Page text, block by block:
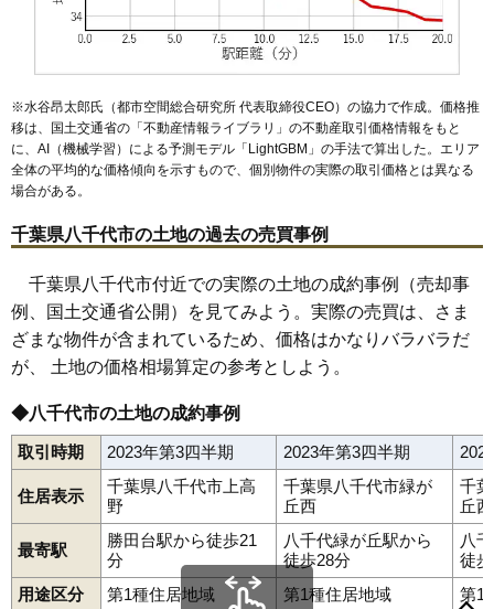
※水谷昂太郎氏（都市空間総合研究所 代表取締役CEO）の協力で作成。価格推
移は、国土交通省の「不動産情報ライブラリ 」の不動産取引価格情報をもと
に、AI（機械学習）による予測モデル「LightGBM」の手法で算出した。エリア
全体の平均的な価格傾向を示すもので、個別物件の実際の取引価格とは異なる
場合がある。
千葉県八千代市の土地の過去の売買事例
千葉県八千代市付近での実際の土地の成約事例（売却事
例、国土交通省公開）を見てみよう。実際の売買は、さま
ざまな物件が含まれているため、価格はかなりバラバラだ
が、 土地の価格相場算定の参考としよう。
◆八千代市の土地の成約事例
取引時期 2023年第3四半期 2023年第3四半期
住居表示
千葉県八千代市上高
野
千葉県八千代市緑が
丘西
千
丘西
最寄駅
勝田台駅から徒歩21
分
八千代緑が丘駅から
徒歩28分
八
徒
用途区分
第1種住居地域 第1種住居地域 第1